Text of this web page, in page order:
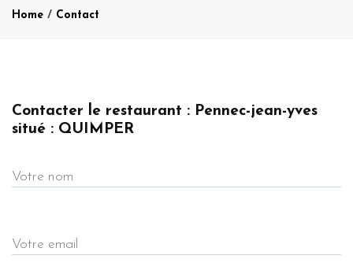
Home / Contact
Contacter le restaurant : Pennec-jean-yves
situé : QUIMPER
Votre nom
Votre email